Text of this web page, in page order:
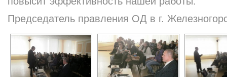
Председатель правления ОД в г.